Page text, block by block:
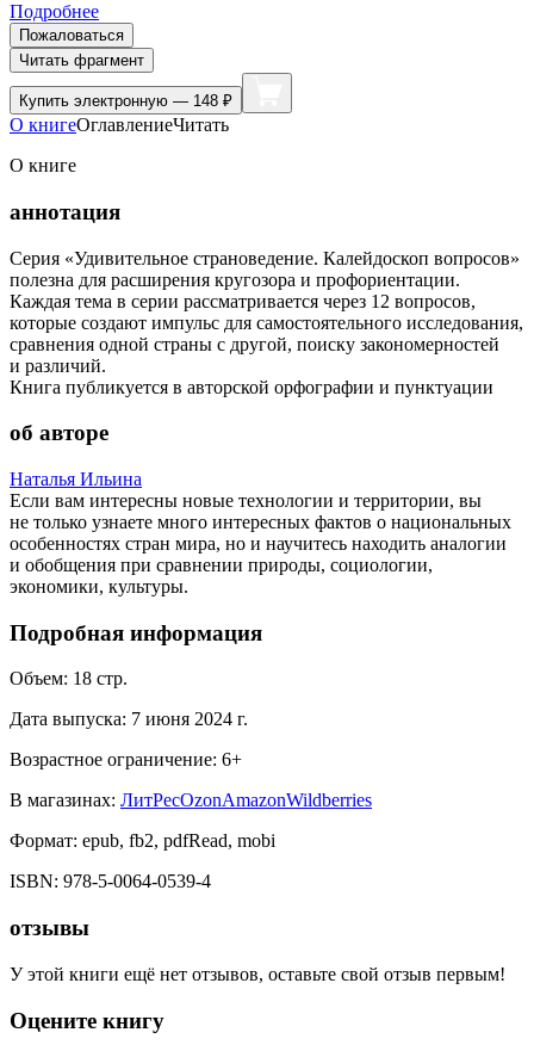
Подробнее
Пожаловаться
Читать фрагмент
Купить электронную — 148 ₽
О книгеОглавлениеЧитать
О книге
аннотация
Серия «Удивительное страноведение. Калейдоскоп вопросов»
полезна для расширения кругозора и профориентации.
Каждая тема в серии рассматривается через 12 вопросов,
которые создают импульс для самостоятельного исследования,
сравнения одной страны с другой, поиску закономерностей
и различий.
Книга публикуется в авторской орфографии и пунктуации
об авторе
Наталья Ильина
Если вам интересны новые технологии и территории, вы
не только узнаете много интересных фактов о национальных
особенностях стран мира, но и научитесь находить аналогии
и обобщения при сравнении природы, социологии,
экономики, культуры.
Подробная информация
Объем: 18 стр.
Дата выпуска: 7 июня 2024 г.
Возрастное ограничение: 6+
В магазинах: ЛитРесOzonAmazonWildberries
Формат: epub, fb2, pdfRead, mobi
ISBN: 978-5-0064-0539-4
отзывы
У этой книги ещё нет отзывов, оставьте свой отзыв первым!
Оцените книгу